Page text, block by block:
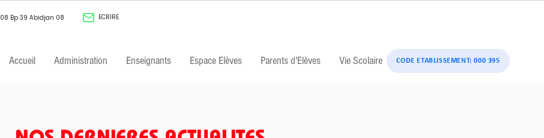
08 Bp 39 Abidjan 08 ECRIRE
Accueil Administration Enseignants Espace Elèves Parents d'Elèves Vie Scolaire CODE ETABLISSEMENT: 000 395